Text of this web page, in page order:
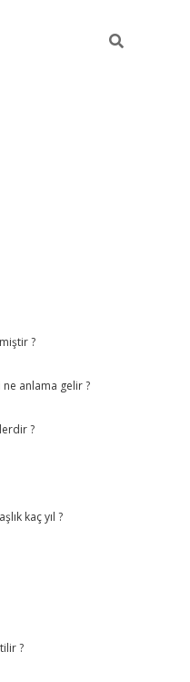
?
ne anlama gelir ?
?
kaç yıl ?
?